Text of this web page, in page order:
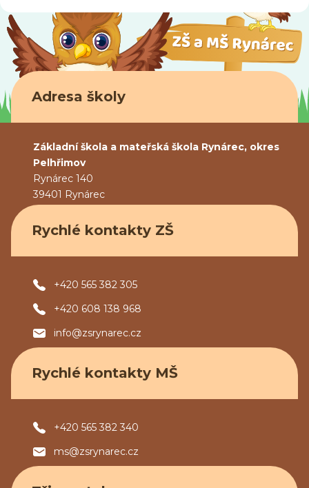
Adresa školy
Základní škola a mateřská škola Rynárec, okres
Pelhřimov
Rynárec 140
39401 Rynárec
Rychlé kontakty ZŠ
+420 565 382 305
+420 608 138 968
info@zsrynarec.cz
Rychlé kontakty MŠ
+420 565 382 340
ms@zsrynarec.cz